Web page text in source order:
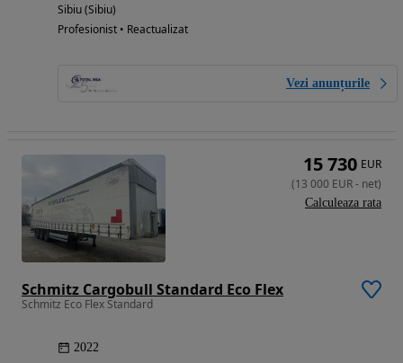
Sibiu (Sibiu)
Profesionist • Reactualizat
Vezi anunțurile
Schmitz Cargobull Standard Eco Flex
Schmitz Eco Flex Standard
2022
15 730 EUR
(13 000 EUR- net)
Calculeaza rata